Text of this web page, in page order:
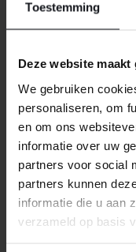
Toestemming
Deze website
We gebruiken
personaliseren, om
en om ons
informatie over uw
partners voor social
partners kunnen
informatie die u aan
verzameld op basis
ONS
Individuell
Lattenroste,
Sets fallen
uns nicht